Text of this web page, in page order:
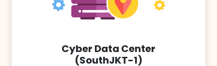
Cyber Data Center
(SouthJKT-1)